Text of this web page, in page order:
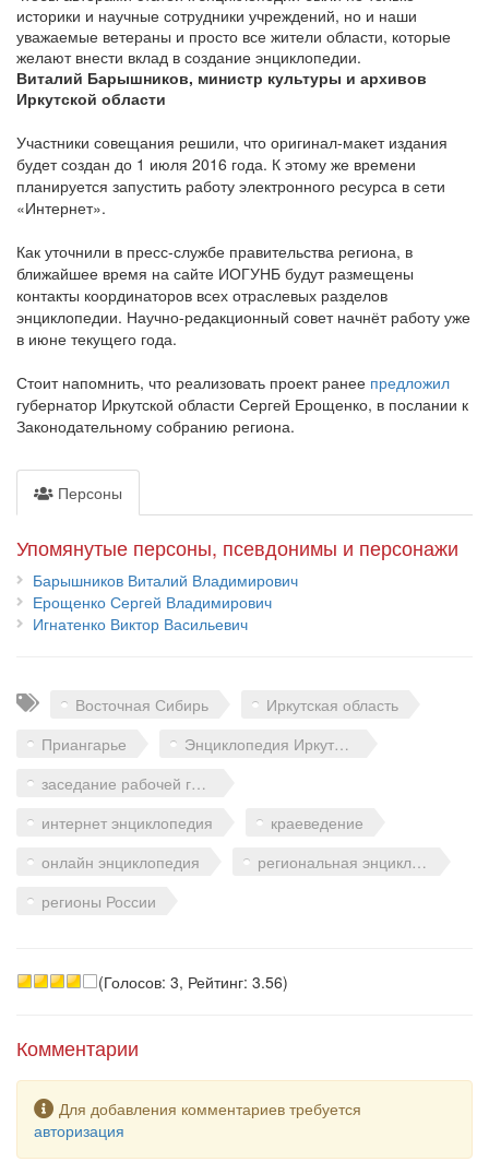
историки и научные сотрудники учреждений, но и наши
уважаемые ветераны и просто все жители области, которые
желают внести вклад в создание энциклопедии.
Виталий Барышников, министр культуры и архивов
Иркутской области
Участники совещания решили, что оригинал-макет издания
будет создан до 1 июля 2016 года. К этому же времени
планируется запустить работу электронного ресурса в сети
«Интернет».
Как уточнили в пресс-службе правительства региона, в
ближайшее время на сайте ИОГУНБ будут размещены
контакты координаторов всех отраслевых разделов
энциклопедии. Научно-редакционный совет начнёт работу уже
в июне текущего года.
Стоит напомнить, что реализовать проект ранее предложил
губернатор Иркутской области Сергей Ерощенко, в послании к
Законодательному собранию региона.
Персоны
Упомянутые персоны, псевдонимы и персонажи
Барышников Виталий Владимирович
Ерощенко Сергей Владимирович
Игнатенко Виктор Васильевич
Теги Восточная Сибирь
Иркутская область
Приангарье
Энциклопедия Иркутской области
заседание рабочей группы
интернет энциклопедия
краеведение
онлайн энциклопедия
региональная энциклопедия
регионы России
(Голосов: 3, Рейтинг: 3.56)
Комментарии
Предупреждение
Для добавления комментариев требуется
авторизация